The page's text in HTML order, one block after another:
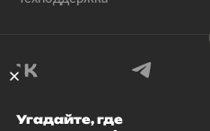
Угадайте, где